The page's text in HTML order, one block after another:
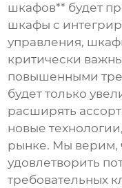
шкафов** будет
шкафы с
управления,
критически
повышенными
будет только
расширять
новые
рынке. Мы верим,
удовлетворить
требовательных